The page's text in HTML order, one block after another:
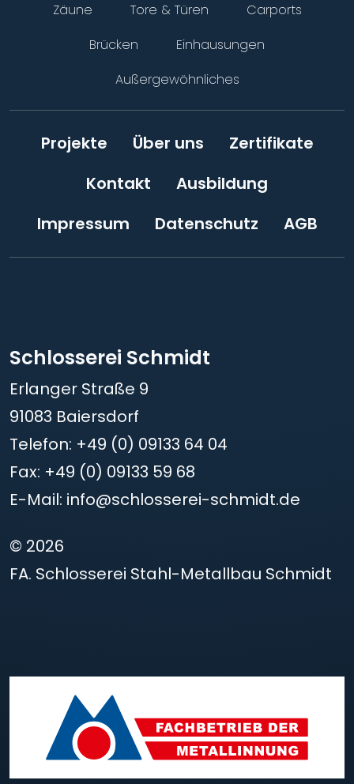
Zäune
Tore & Türen
Carports
Brücken
Einhausungen
Außergewöhnliches
Projekte Über uns
Zertifikate
Kontakt
Ausbildung
Impressum
Datenschutz AGB
Schlosserei Schmidt
Erlanger Straße 9
91083 Baiersdorf
Telefon: +49 (0) 09133 64 04
Fax: +49 (0) 09133 59 68
E-Mail: info@schlosserei-schmidt.de
© 2026
FA. Schlosserei Stahl-Metallbau Schmidt